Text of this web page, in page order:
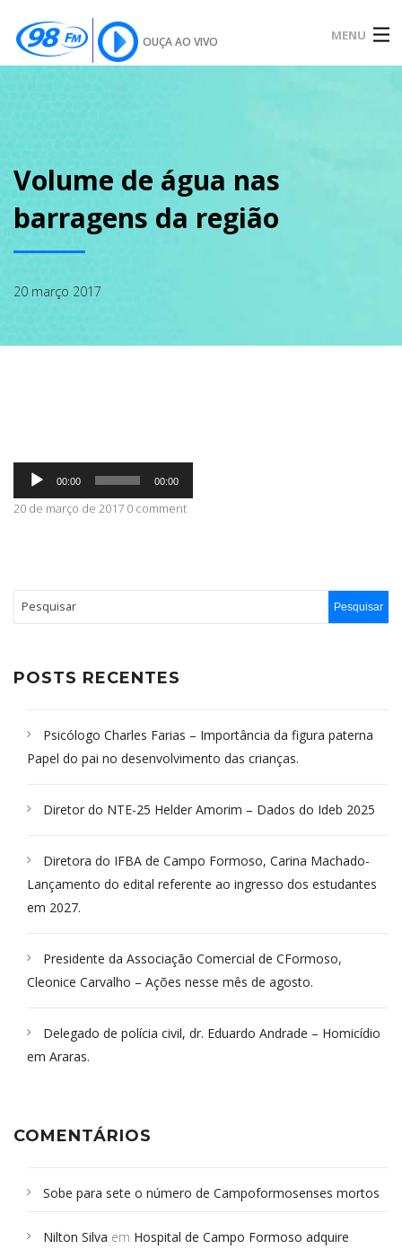
OUÇA AO VIVO MENU
SOBRE
PODCAST
CONTATO
Volume de água nas
barragens da região
20 março 2017
Tocador
áudio
00:00 00:00
20 de março de 2017 0 comment
POSTS RECENTES
Psicólogo Charles Farias – Importância da figura paterna
Papel do pai no desenvolvimento das crianças.
Diretor do NTE-25 Helder Amorim – Dados do Ideb 2025
Diretora do IFBA de Campo Formoso, Carina Machado-
Lançamento do edital referente ao ingresso dos estudantes
em 2027.
Presidente da Associação Comercial de CFormoso,
Cleonice Carvalho – Ações nesse mês de agosto.
Delegado de polícia civil, dr. Eduardo Andrade – Homicídio
em Araras.
COMENTÁRIOS
Sobe para sete o número de Campoformosenses mortos
Campoformosenses que morreram em desabamentos são
Nilton Silva em Hospital de Campo Formoso adquire